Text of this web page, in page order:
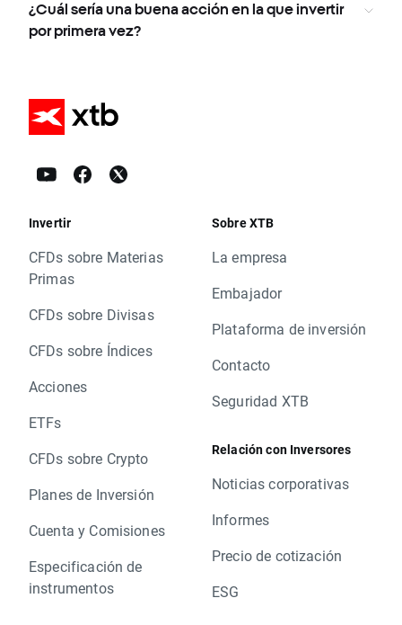
¿Cuál sería una buena acción en la que invertir
por primera vez?
Invertir
CFDs sobre Materias
Primas
CFDs sobre Divisas
CFDs sobre Índices
Acciones
ETFs
CFDs sobre Crypto
Planes de Inversión
Cuenta y Comisiones
Especificación de
instrumentos
Sobre XTB
La empresa
Embajador
Plataforma de inversión
Contacto
Seguridad XTB
Relación con Inversores
Noticias corporativas
Informes
Precio de cotización
ESG